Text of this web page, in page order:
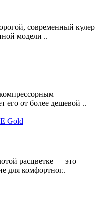
современный кулер
модели ..
его от более дешевой ..
расцветке — это
для комфортног..